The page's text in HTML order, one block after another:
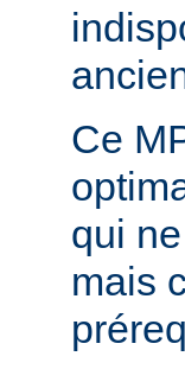
Ce
qui
mais